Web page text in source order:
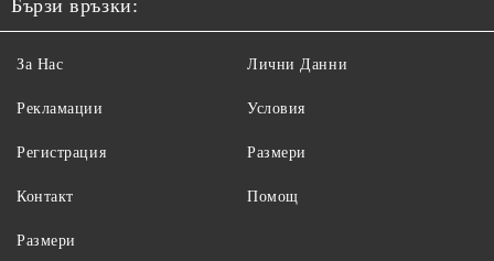
Бързи връзки:
За Нас
Рекламации
Регистрация
Контакт
Лични Данни
Условия
Размери
Помощ
Размери